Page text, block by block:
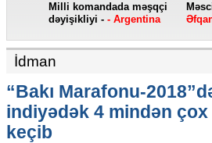
Külli miqdarda heroin ələ
keçirilib - - Türkiyə
İdman
“Bakı Marafonu-
indiyədək 4 mindən
keçib